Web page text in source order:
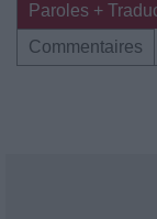
Paroles +
Commentaires